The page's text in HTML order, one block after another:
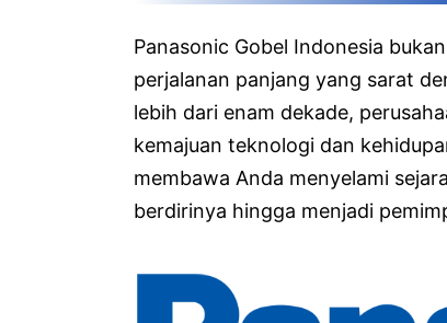
Panasonic Gobel Indonesia
perjalanan panjang yang sarat
lebih dari enam dekade,
kemajuan teknologi dan
membawa Anda menyelami
berdirinya hingga menjadi